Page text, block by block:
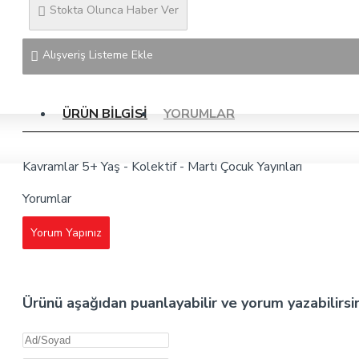
Stokta Olunca Haber Ver
Alışveriş Listeme Ekle
ÜRÜN BILGISI YORUMLAR
Kavramlar 5+ Yaş - Kolektif - Martı Çocuk Yayınları
Yorumlar
Yorum Yapınız
Ürünü aşağıdan puanlayabilir ve yorum